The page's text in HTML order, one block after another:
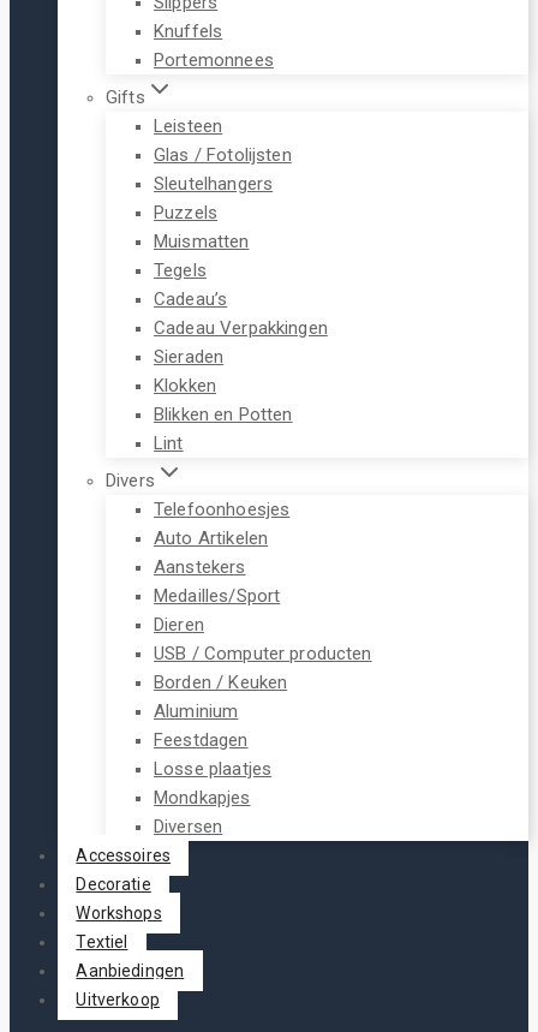
Knuffels
Portemonnees
Gifts
Leisteen
Glas / Fotolijsten
Sleutelhangers
Puzzels
Muismatten
Tegels
Cadeau’s
Cadeau Verpakkingen
Sieraden
Klokken
Blikken en Potten
Lint
Divers
Telefoonhoesjes
Auto Artikelen
Aanstekers
Medailles/Sport
Dieren
USB / Computer producten
Borden / Keuken
Aluminium
Feestdagen
Losse plaatjes
Mondkapjes
Diversen
Accessoires
Decoratie
Workshops
Textiel
Aanbiedingen
Uitverkoop